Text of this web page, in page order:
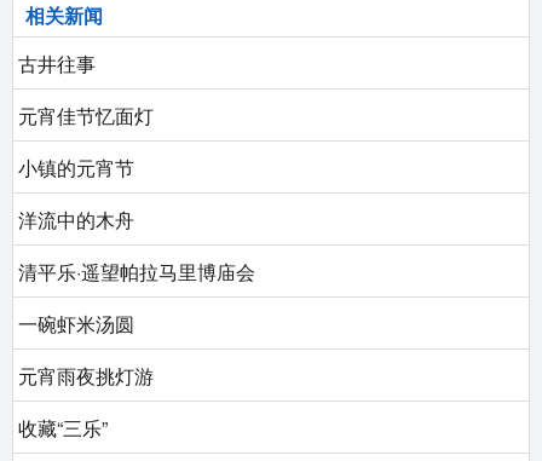
相关新闻
古井往事
元宵佳节忆面灯
小镇的元宵节
洋流中的木舟
清平乐·遥望帕拉马里博庙会
一碗虾米汤圆
元宵雨夜挑灯游
收藏“三乐”